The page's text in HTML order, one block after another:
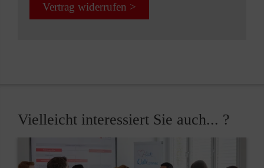
Vertrag widerrufen >
Vielleicht interessiert Sie auch... ?